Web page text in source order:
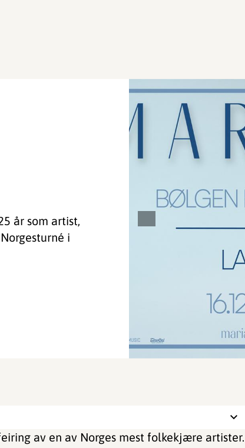
år som artist,
i
av en av Norges mest folkekjære artister.